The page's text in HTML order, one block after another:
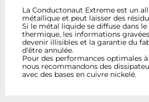
La Conductonaut Extreme est un
métallique et peut laisser des
Si le métal liquide se diffuse dans
thermique, les informations
devenir illisibles et la garantie du
d'être annulée.
Pour des performances optimales
nous recommandons des
avec des bases en cuivre nickelé.